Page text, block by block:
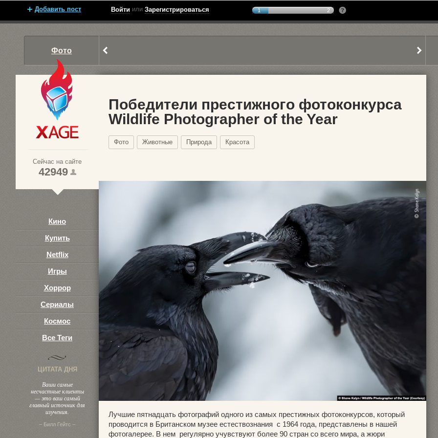
Добавить пост Войти или Зарегистрироваться 1 2
Фото
Сейчас на сайте
42949
Кино
Купить
Netflix
Игры
Хоррор
Сериалы
Космос
Все Теги
ЦИТАТА ДНЯ
Ваши самые
несчастные клиенты
— это ваш самый
главный источник для
изучения.
– Билл Гейтс –
Победители престижного фотоконкурса
Wildlife Photographer of the Year
Фото Животные Природа Красота
Лучшие пятнадцать фотографий одного из самых престижных фотоконкурсов, который
проводится в Британском музее естествознания с 1964 года, представлены в нашей
фотогалерее. В нем регулярно учувствуют более 90 стран со всего мира, а жюри